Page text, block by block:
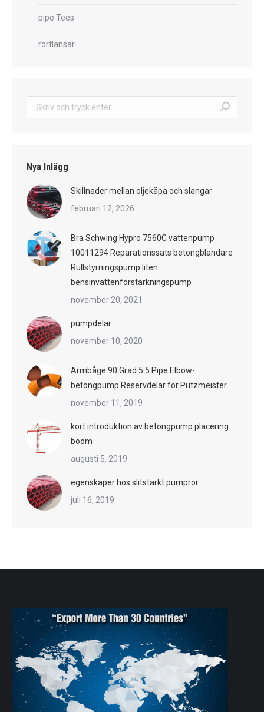
pipe Tees
rörflänsar
Sök:
Nya Inlägg
Skillnader mellan oljekåpa och slangar
februari 12, 2026
Bra Schwing Hypro 7560C vattenpump
10011294 Reparationssats betongblandare
Rullstyrningspump liten
bensinvattenförstärkningspump
november 20, 2021
pumpdelar
november 10, 2020
Armbåge 90 Grad 5.5 Pipe Elbow-
betongpump Reservdelar för Putzmeister
november 11, 2019
kort introduktion av betongpump placering
boom
augusti 5, 2019
egenskaper hos slitstarkt pumprör
juli 16, 2019